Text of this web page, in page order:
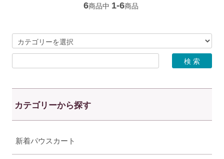
6商品中 1-6商品
カテゴリーから探す
新着パウスカート